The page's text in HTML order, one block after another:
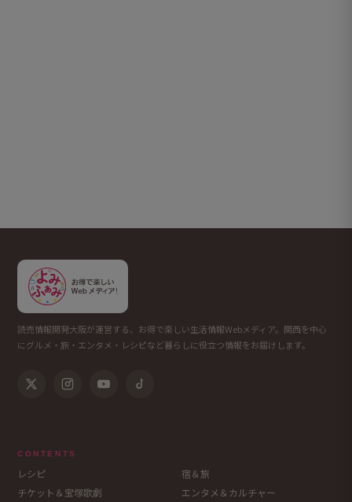
読売情報開発大阪が運営する、お得で楽しい生活情報Webメディア。関西を中心
にグルメ・旅・エンタメ・レシピなど暮らしに役立つ情報をお届けします。
CONTENTS
レシピ
宿＆旅
チケット＆宝塚歌劇
エンタメ＆カルチャー